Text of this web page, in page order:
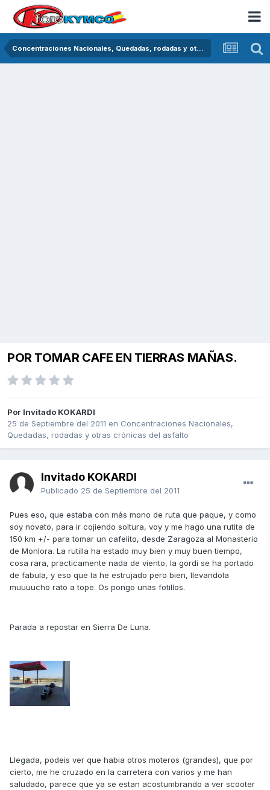
Concentraciones Nacionales, Quedadas, rodadas y otras crónicas del asfalto
POR TOMAR CAFE EN TIERRAS MAÑAS.
Por Invitado KOKARDI
25 de Septiembre del 2011 en Concentraciones Nacionales,
Quedadas, rodadas y otras crónicas del asfalto
Invitado KOKARDI
Publicado 25 de Septiembre del 2011
Pues eso, que estaba con más mono de ruta que paque, y como
soy novato, para ir cojiendo soltura, voy y me hago una rutita de
150 km +/- para tomar un cafelito, desde Zaragoza al Monasterio
de Monlora. La rutilla ha estado muy bien y muy buen tiempo,
cosa rara, practicamente nada de viento, la gordi se ha portado
de fabula, y eso que la he estrujado pero bien, llevandola
muuuucho rato a tope. Os pongo unas fotillos.
Parada a repostar en Sierra De Luna.
Llegada, podeis ver que habia otros moteros (grandes), que por
cierto, me he cruzado en la carretera con varios y me han
saludado, parece que ya se estan acostumbrando a ver scooter